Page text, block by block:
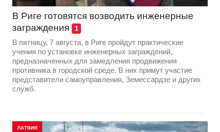
В Риге готовятся возводить инженерные
заграждения
1
В пятницу, 7 августа, в Риге пройдут практические
учения по установке инженерных заграждений,
предназначенных для замедления продвижения
противника в городской среде. В них примут участие
представители самоуправления, Земессардзе и других
служб.
ЛАТВИЯ